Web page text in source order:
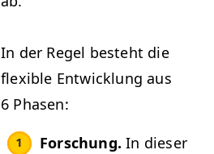
In der Regel beste­ht die
flex­i­ble Entwick­lung aus
6 Phasen:
Forschung. In dieser